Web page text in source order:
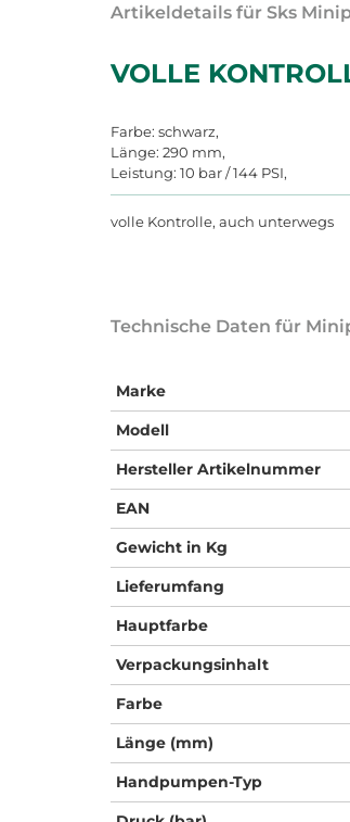
Artikeldetails für Sks
VOLLE
Farbe: schwarz,
Länge: 290 mm,
Leistung: 10 bar / 144 PSI,
volle Kontrolle, auch unterwegs
Technische Daten für
Marke
Modell
Hersteller Artikelnummer
EAN
Gewicht in Kg
Lieferumfang
Hauptfarbe
Verpackungsinhalt
Farbe
Länge (mm)
Handpumpen-Typ